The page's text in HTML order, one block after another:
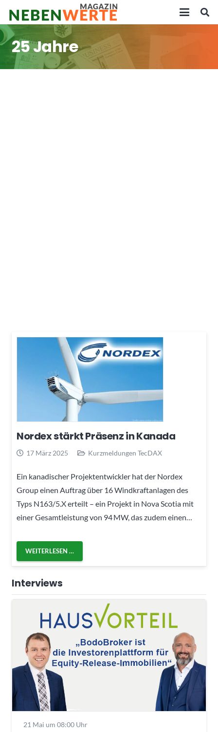
25 Jahre
Nordex stärkt Präsenz in Kanada
17 März 2025 Kurzmeldungen TecDAX
Ein kanadischer Projektentwickler hat der Nordex
Group einen Auftrag über 16 Windkraftanlagen des
Typs N163/5.X erteilt – ein Projekt in Nova Scotia mit
einer Gesamtleistung von 94 MW, das zudem einen…
WEITERLESEN …
Interviews
21 Mai um 08:00 Uhr